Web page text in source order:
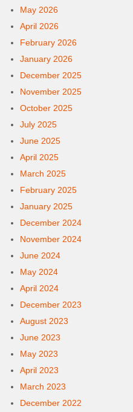
May 2026
April 2026
February 2026
January 2026
December 2025
November 2025
October 2025
July 2025
June 2025
April 2025
March 2025
February 2025
January 2025
December 2024
November 2024
June 2024
May 2024
April 2024
December 2023
August 2023
June 2023
May 2023
April 2023
March 2023
December 2022